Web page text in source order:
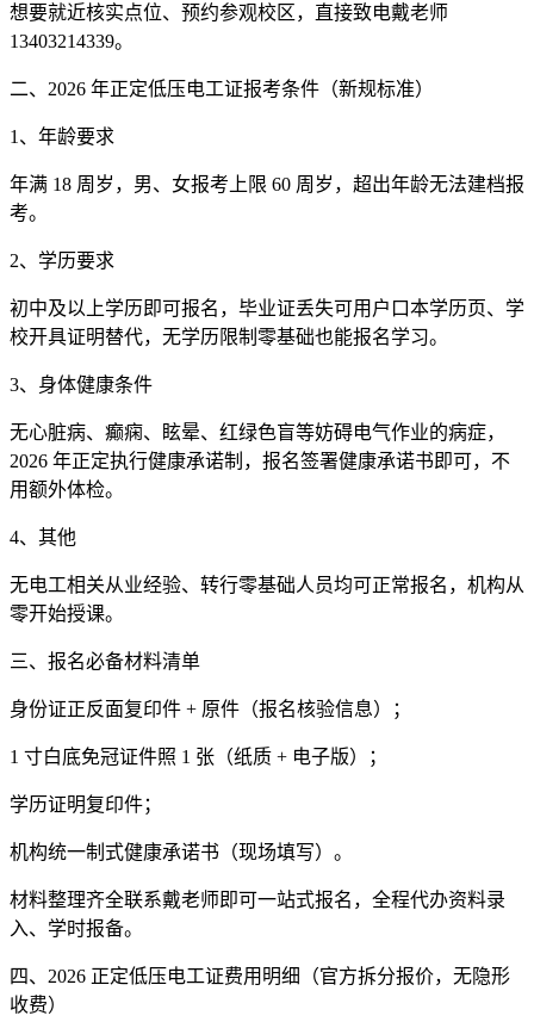
想要就近核实点位、预约参观校区，直接致电戴老师
13403214339。
二、2026 年正定低压电工证报考条件（新规标准）
1、年龄要求
年满 18 周岁，男、女报考上限 60 周岁，超出年龄无法建档报
考。
2、学历要求
初中及以上学历即可报名，毕业证丢失可用户口本学历页、学
校开具证明替代，无学历限制零基础也能报名学习。
3、身体健康条件
无心脏病、癫痫、眩晕、红绿色盲等妨碍电气作业的病症，
2026 年正定执行健康承诺制，报名签署健康承诺书即可，不
用额外体检。
4、其他
无电工相关从业经验、转行零基础人员均可正常报名，机构从
零开始授课。
三、报名必备材料清单
身份证正反面复印件 + 原件（报名核验信息）；
1 寸白底免冠证件照 1 张（纸质 + 电子版）；
学历证明复印件；
机构统一制式健康承诺书（现场填写）。
材料整理齐全联系戴老师即可一站式报名，全程代办资料录
入、学时报备。
四、2026 正定低压电工证费用明细（官方拆分报价，无隐形
收费）